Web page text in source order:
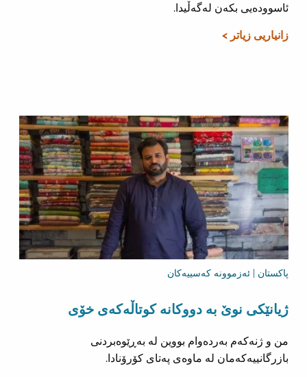
ئاسوودەیی بکەن لەگەڵیدا.
زانیاریی زیاتر >
پاکستان | ئەزموونە کەسییەکان
ژیانێکی نوێ بە دووکانە کوتاڵەکەی خۆی
من و ژنەکەم بەردەوام بووین لە بەڕێوەبردنی
بازرگانییەکەمان لە ماوەی پەتای کۆرۆنادا.